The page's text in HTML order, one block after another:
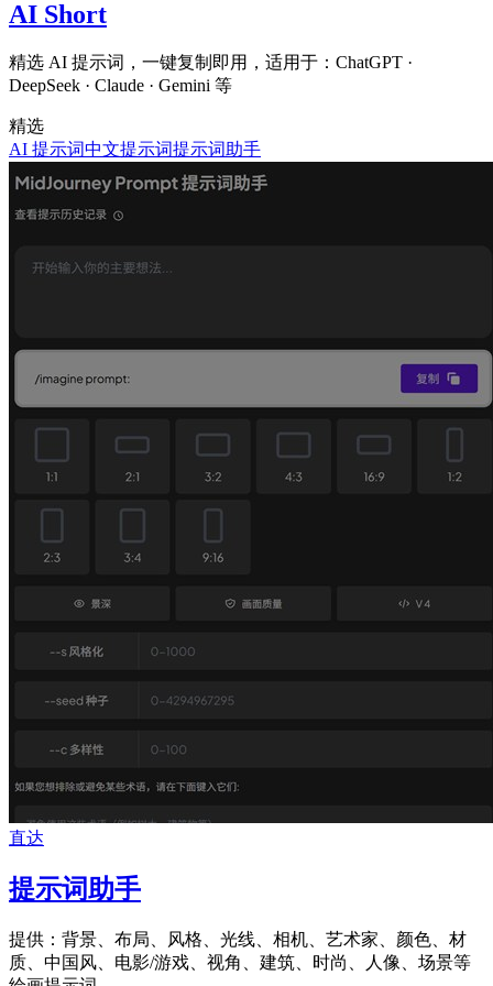
AI Short
精选 AI 提示词，一键复制即用，适用于：ChatGPT ·
DeepSeek · Claude · Gemini 等
精选
AI 提示词中文提示词提示词助手
直达
提示词助手
提供：背景、布局、风格、光线、相机、艺术家、颜色、材
质、中国风、电影/游戏、视角、建筑、时尚、人像、场景等